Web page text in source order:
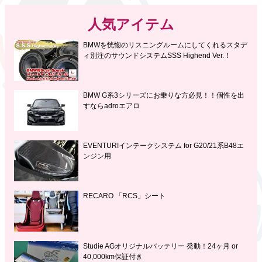
人気アイテム
BMWを恍惚のリスニングルームにしてくれるスタデ
ィ別注のサウンドシステムSSS Highend Ver.！
BMW G系3シリーズにお乗りな方必見！！個性を出
すならadroエアロ
EVENTURIインテークシステム for G20/21系B48エ
ンジン用
RECARO 「RCS」シート
Studie AGオリジナルバッテリー 発動！24ヶ月 or
40,000km保証付き